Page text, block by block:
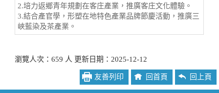
2.培力返鄉青年規劃在客庄產業，推廣客庄文化體驗。
3.結合產官學，形塑在地特色產業品牌節慶活動，推廣三
峽藍染及茶產業。
瀏覽人次：659 人 更新日期：2025-12-12
友善列印 回首頁 回上頁